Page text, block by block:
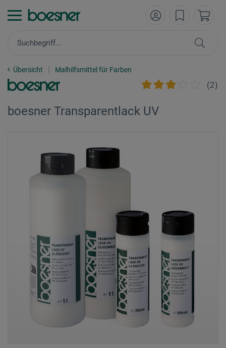
Übersicht Malhilfsmittel für Farben
(2)
boesner Transparentlack UV